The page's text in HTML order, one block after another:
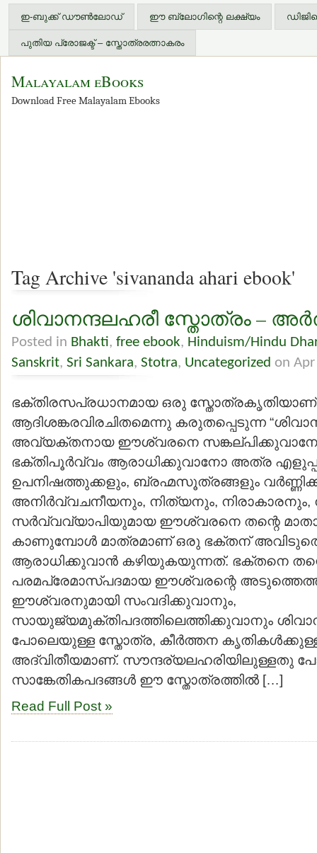
ഇ-ബുക്ക് ഡൗണ്‍ലോഡ് ഈ ബ്ലോഗിന്റെ ലക്ഷ്യം
പുതിയ പ്രോജക്ട് – സ്തോത്രരത്നാകരം
Malayalam eBooks
Download Free Malayalam Ebooks
Tag Archive 'sivananda ahari ebook'
ശിവാനന്ദലഹരീ സ്തോത്രം –
Posted in Bhakti, free ebook, Hinduism/Hindu
Sanskrit, Sri Sankara, Stotra, Uncategorized on
ഭക്തിരസപ്രധാനമായ ഒരു സ്തോത്രകൃതിയാണ്
ആദിശങ്കരവിരചിതമെന്നു കരുതപ്പെടുന്ന
അവ്യക്തനായ ഈശ്വരനെ
ഭക്തിപൂര്‍വ്വം ആരാധിക്കുവാനോ അത്ര
ഉപനിഷത്തുക്കളും, ബ്രഹ്മസൂത്രങ്ങളും
അനിര്‍വ്വചനീയനും, നിത്യനും,
സര്‍വ്വവ്യാപിയുമായ ഈശ്വരനെ തന്റെ
കാണുമ്പോള്‍ മാത്രമാണ് ഒരു ഭക്തന്
ആരാധിക്കുവാന്‍ കഴിയുകയുന്നത്. ഭക്തനെ
പരമപ്രേമാസ്പദമായ ഈശ്വരന്റെ
ഈശ്വരനുമായി സംവദിക്കുവാനും,
സായുജ്യമുക്തിപദത്തിലെത്തിക്കുവാനും
പോലെയുള്ള സ്തോത്ര, കീര്‍ത്തന കൃതികള്‍ക്കുള്ള
അദ്വിതീയമാണ്. സൗന്ദര്യലഹരിയിലുള്ളതു
സാങ്കേതികപദങ്ങള്‍ ഈ സ്തോത്രത്തില്‍ […]
Read Full Post »